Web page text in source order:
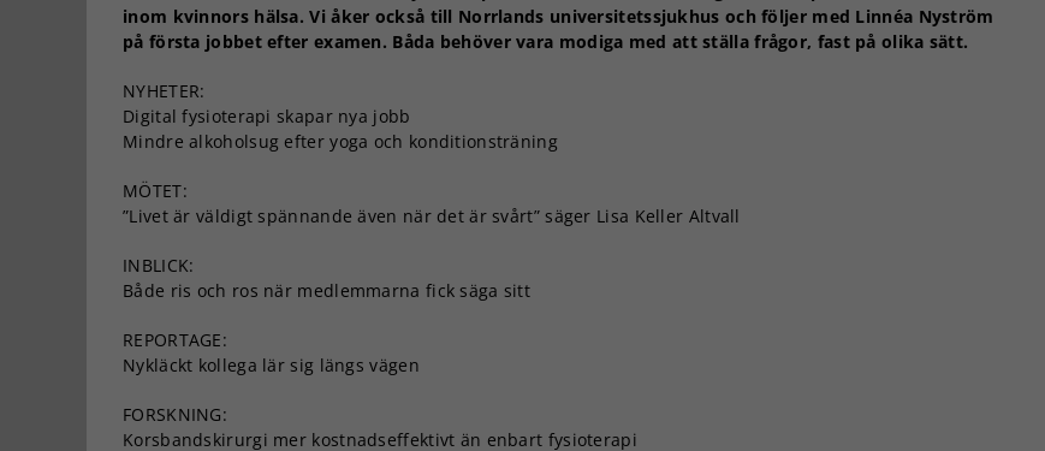
inom kvinnors hälsa. Vi åker också till Norrlands universitetssjukhus och följer med Linnéa Nyström
på första jobbet efter examen. Båda behöver vara modiga med att ställa frågor, fast på olika sätt.
NYHETER:
Digital fysioterapi skapar nya jobb
Mindre alkoholsug efter yoga och konditionsträning
MÖTET:
”Livet är väldigt spännande även när det är svårt” säger Lisa Keller Altvall
INBLICK:
Både ris och ros när medlemmarna fick säga sitt
REPORTAGE:
Nykläckt kollega lär sig längs vägen
FORSKNING:
Korsbandskirurgi mer kostnadseffektivt än enbart fysioterapi